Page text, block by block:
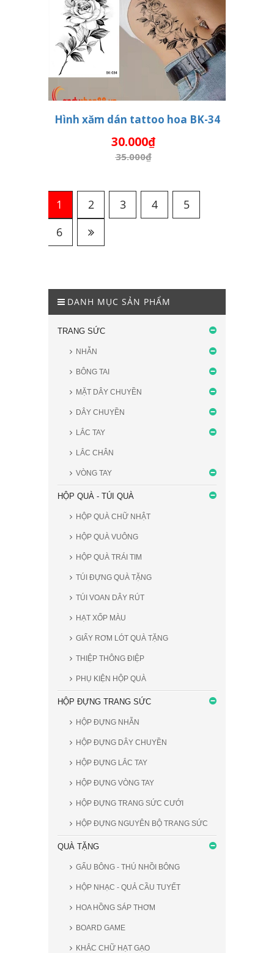
THÊM VÀO GIỎ HÀNG
Hình xăm dán tattoo hoa BK-34
30.000₫
35.000₫
1 2 3 4
5
6
DANH MỤC SẢN PHẨM
TRANG SỨC
NHẪN
BÔNG TAI
MẶT DÂY CHUYỀN
DÂY CHUYỀN
LẮC TAY
LẮC CHÂN
VÒNG TAY
HỘP QUÀ - TÚI QUÀ
HỘP QUÀ CHỮ NHẬT
HỘP QUÀ VUÔNG
HỘP QUÀ TRÁI TIM
TÚI ĐỰNG QUÀ TẶNG
TÚI VOAN DÂY RÚT
HẠT XỐP MÀU
GIẤY RƠM LÓT QUÀ TẶNG
THIỆP THÔNG ĐIỆP
PHỤ KIỆN HỘP QUÀ
HỘP ĐỰNG TRANG SỨC
HỘP ĐỰNG NHẪN
HỘP ĐỰNG DÂY CHUYỀN
HỘP ĐỰNG LẮC TAY
HỘP ĐỰNG VÒNG TAY
HỘP ĐỰNG TRANG SỨC CƯỚI
HỘP ĐỰNG NGUYÊN BỘ TRANG SỨC
QUÀ TẶNG
GẤU BÔNG - THÚ NHỒI BÔNG
HỘP NHẠC - QUẢ CẦU TUYẾT
HOA HỒNG SÁP THƠM
BOARD GAME
KHẮC CHỮ HẠT GẠO